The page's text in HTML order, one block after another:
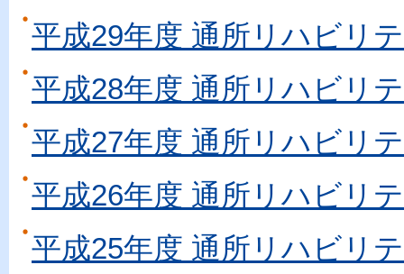
平成29年度 通所リハビリ
平成28年度 通所リハビリ
平成27年度 通所リハビリ
平成26年度 通所リハビリ
平成25年度 通所リハビリ